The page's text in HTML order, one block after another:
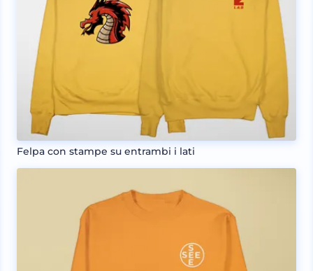
Felpa con stampe su entrambi i lati